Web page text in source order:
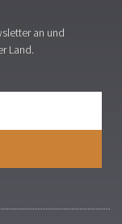
an und
Land.